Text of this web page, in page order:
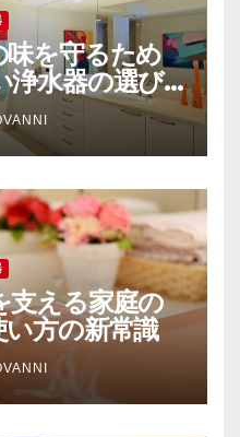
を守るため
浄水器の選び
支える家庭の
方の新常識